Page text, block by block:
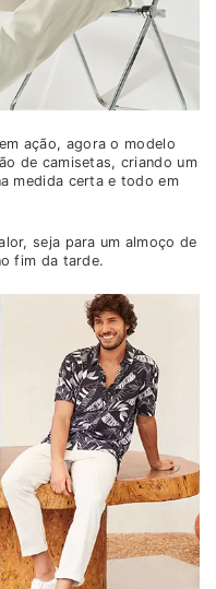
em ação, agora o modelo
de camisetas, criando um
medida certa e todo em
seja para um almoço de
fim da tarde.